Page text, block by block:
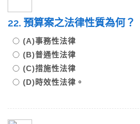
22. 預算案之法律性質為何？
(A)事務性法律
(B)普通性法律
(C)措施性法律
(D)時效性法律。